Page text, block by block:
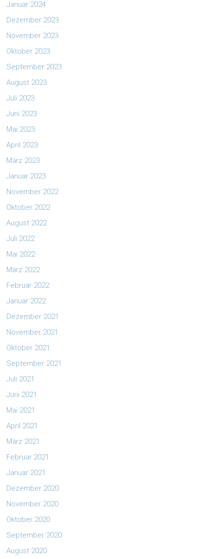
Januar 2024
Dezember 2023
November 2023
Oktober 2023
September 2023
August 2023
Juli 2023
Juni 2023
Mai 2023
April 2023
März 2023
Januar 2023
November 2022
Oktober 2022
August 2022
Juli 2022
Mai 2022
März 2022
Februar 2022
Januar 2022
Dezember 2021
November 2021
Oktober 2021
September 2021
Juli 2021
Juni 2021
Mai 2021
April 2021
März 2021
Februar 2021
Januar 2021
Dezember 2020
November 2020
Oktober 2020
September 2020
August 2020